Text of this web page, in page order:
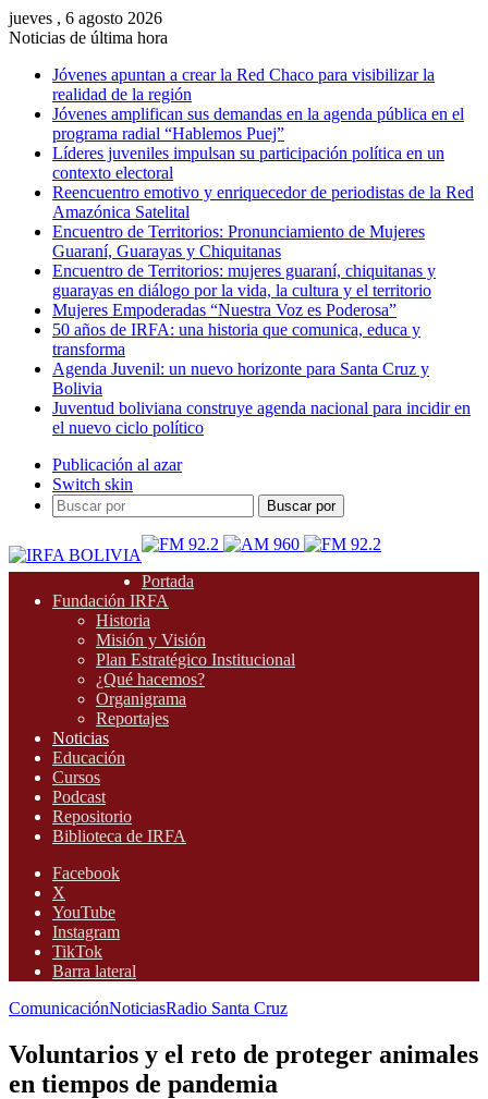
jueves , 6 agosto 2026
Noticias de última hora
Jóvenes apuntan a crear la Red Chaco para visibilizar la
realidad de la región
Jóvenes amplifican sus demandas en la agenda pública en el
programa radial “Hablemos Puej”
Líderes juveniles impulsan su participación política en un
contexto electoral
Reencuentro emotivo y enriquecedor de periodistas de la Red
Amazónica Satelital
Encuentro de Territorios: Pronunciamiento de Mujeres
Guaraní, Guarayas y Chiquitanas
Encuentro de Territorios: mujeres guaraní, chiquitanas y
guarayas en diálogo por la vida, la cultura y el territorio
Mujeres Empoderadas “Nuestra Voz es Poderosa”
50 años de IRFA: una historia que comunica, educa y
transforma
Agenda Juvenil: un nuevo horizonte para Santa Cruz y
Bolivia
Juventud boliviana construye agenda nacional para incidir en
el nuevo ciclo político
Publicación al azar
Switch skin
Buscar por
Portada
Fundación IRFA
Historia
Misión y Visión
Plan Estratégico Institucional
¿Qué hacemos?
Organigrama
Reportajes
Noticias
Educación
Cursos
Podcast
Repositorio
Biblioteca de IRFA
Facebook
X
YouTube
Instagram
TikTok
Barra lateral
ComunicaciónNoticiasRadio Santa Cruz
Voluntarios y el reto de proteger animales
en tiempos de pandemia